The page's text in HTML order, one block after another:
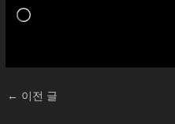
로
← 이전 글